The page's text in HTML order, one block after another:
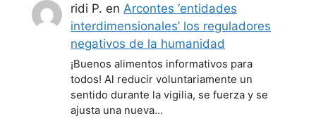
ridi P. en Arcontes ‘entidades
interdimensionales’ los reguladores
negativos de la humanidad
¡Buenos alimentos informativos para
todos! Al reducir voluntariamente un
sentido durante la vigilia, se fuerza y se
ajusta una nueva…